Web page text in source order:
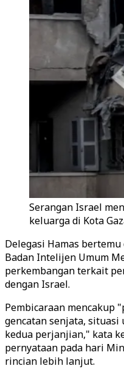
Serangan Israel
keluarga di Kota
Delegasi Hamas
Badan Intelijen Umum
perkembangan terkait
dengan Israel.
Pembicaraan mencakup
gencatan senjata, situasi
kedua perjanjian," kata
pernyataan pada hari
rincian lebih lanjut.